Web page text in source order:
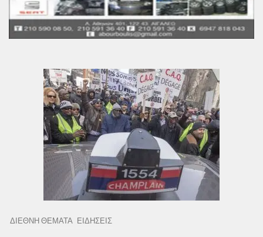
ΔΙΕΘΝΗ ΘΕΜΑΤΑ ΕΙΔΗΣΕΙΣ